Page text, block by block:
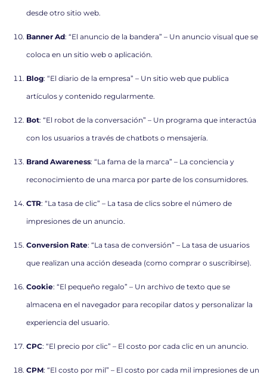
desde otro sitio web.
Banner Ad: “El anuncio de la bandera” – Un anuncio visual que se
coloca en un sitio web o aplicación.
Blog: “El diario de la empresa” – Un sitio web que publica
artículos y contenido regularmente.
Bot: “El robot de la conversación” – Un programa que interactúa
con los usuarios a través de chatbots o mensajería.
Brand Awareness: “La fama de la marca” – La conciencia y
reconocimiento de una marca por parte de los consumidores.
CTR: “La tasa de clic” – La tasa de clics sobre el número de
impresiones de un anuncio.
Conversion Rate: “La tasa de conversión” – La tasa de usuarios
que realizan una acción deseada (como comprar o suscribirse).
Cookie: “El pequeño regalo” – Un archivo de texto que se
almacena en el navegador para recopilar datos y personalizar la
experiencia del usuario.
CPC: “El precio por clic” – El costo por cada clic en un anuncio.
CPM: “El costo por mil” – El costo por cada mil impresiones de un